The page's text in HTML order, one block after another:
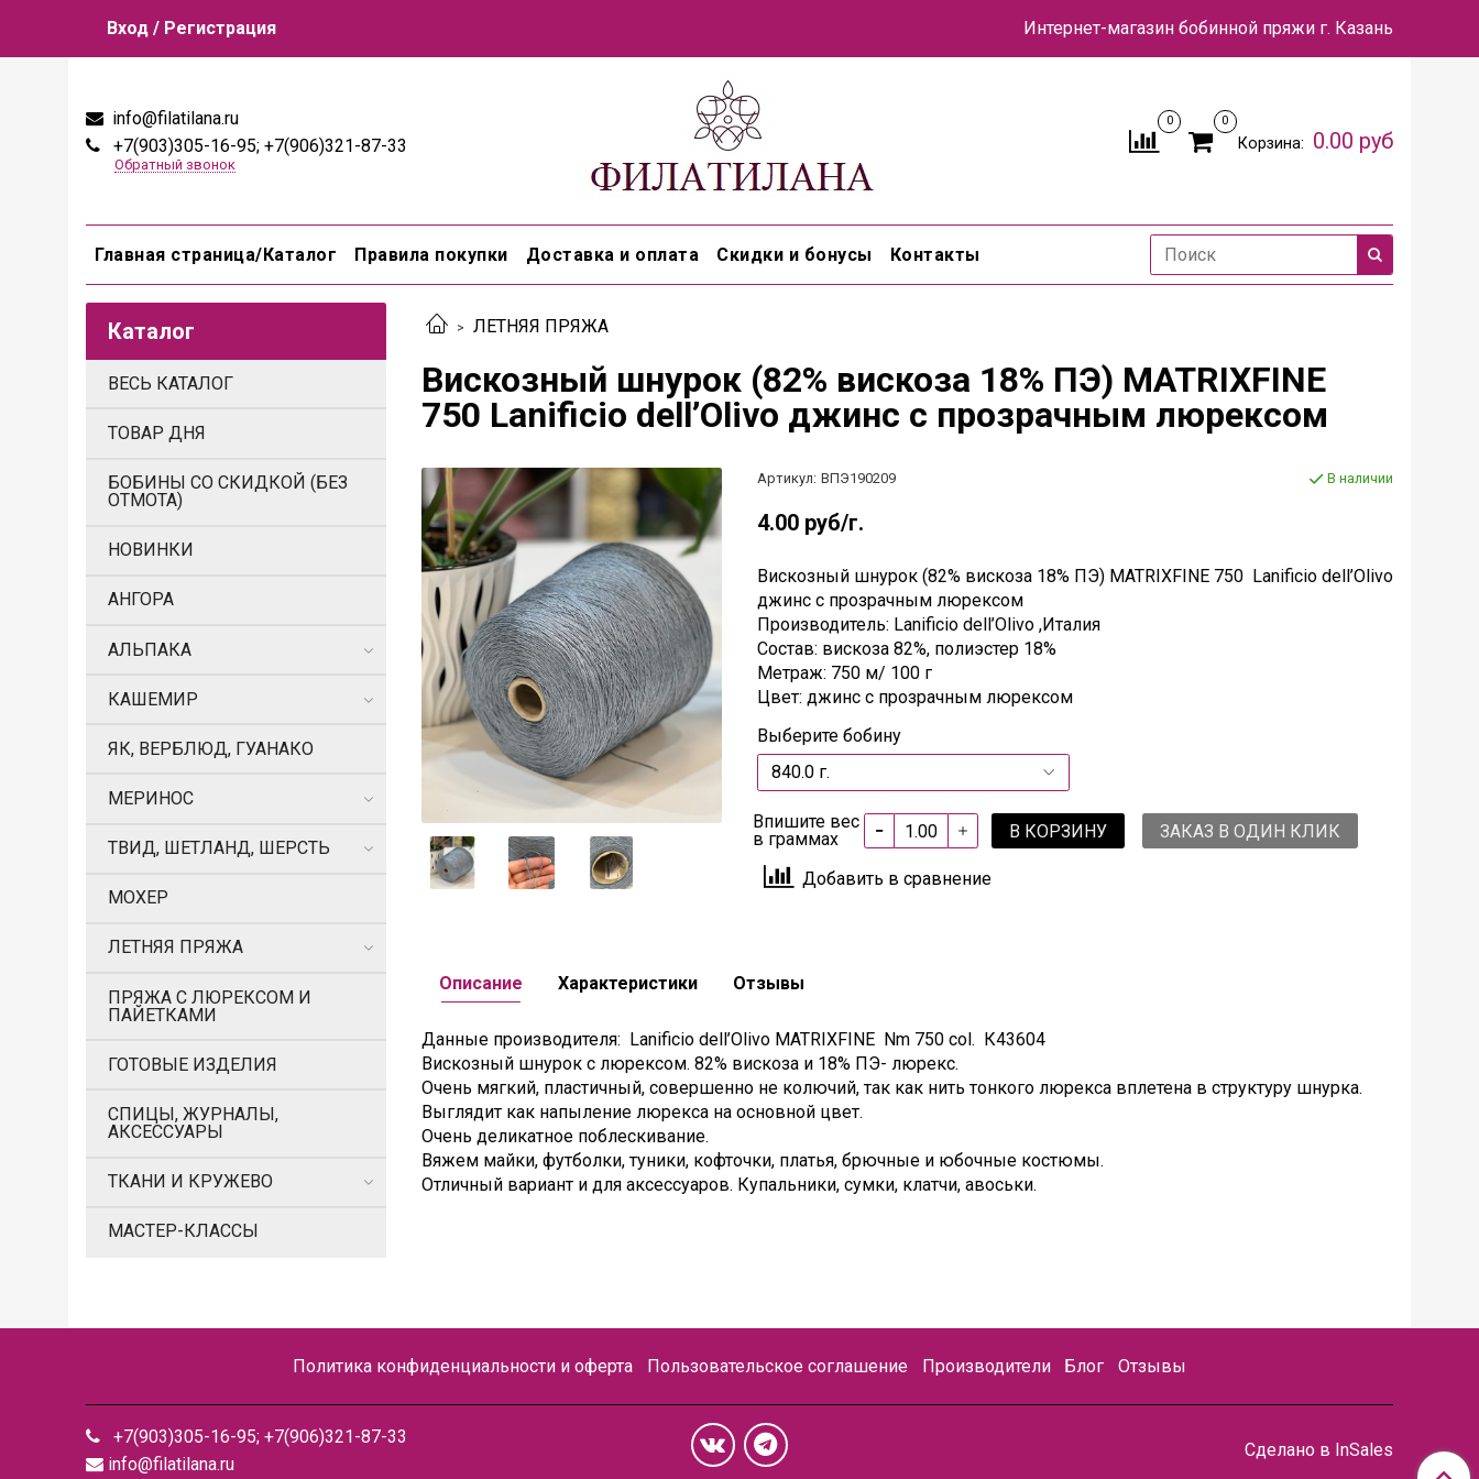
Вход / Регистрация Интернет-магазин бобинной пряжи г. Казань
info@filatilana.ru
+7(903)305-16-95; +7(906)321-87-33
Обратный звонок
0 0
Корзина: 0.00 руб
Главная страница/Каталог Правила покупки Доставка и оплата Скидки и бонусы Контакты
ЛЕТНЯЯ ПРЯЖА
Вискозный шнурок (82% вискоза 18% ПЭ) MATRIXFINE
750 Lanificio dell’Olivo джинс с прозрачным люрексом
Артикул: ВПЭ190209 В наличии
4.00 руб/г.
Вискозный шнурок (82% вискоза 18% ПЭ) MATRIXFINE 750 Lanificio dell’Olivo
джинс с прозрачным люрексом
Производитель: Lanificio dell’Olivo ,Италия
Состав: вискоза 82%, полиэстер 18%
Метраж: 750 м/ 100 г
Цвет: джинс с прозрачным люрексом
Выберите бобину
Впишите вес
в граммах
В КОРЗИНУ ЗАКАЗ В ОДИН КЛИК
Добавить в сравнение
Описание
Данные производителя: Lanificio dell’Olivo MATRIXFINE Nm 750 col. К43604
Вискозный шнурок с люрексом. 82% вискоза и 18% ПЭ- люрекс.
Очень мягкий, пластичный, совершенно не колючий, так как нить тонкого люрекса вплетена в структуру шнурка.
Выглядит как напыление люрекса на основной цвет.
Очень деликатное поблескивание.
Вяжем майки, футболки, туники, кофточки, платья, брючные и юбочные костюмы.
Отличный вариант и для аксессуаров. Купальники, сумки, клатчи, авоськи.
Характеристики Отзывы
Каталог
ВЕСЬ КАТАЛОГ
ТОВАР ДНЯ
БОБИНЫ СО СКИДКОЙ (БЕЗ
ОТМОТА)
НОВИНКИ
АНГОРА
АЛЬПАКА
КАШЕМИР
ЯК, ВЕРБЛЮД, ГУАНАКО
МЕРИНОС
ТВИД, ШЕТЛАНД, ШЕРСТЬ
МОХЕР
ЛЕТНЯЯ ПРЯЖА
ПРЯЖА С ЛЮРЕКСОМ И
ПАЙЕТКАМИ
ГОТОВЫЕ ИЗДЕЛИЯ
СПИЦЫ, ЖУРНАЛЫ,
АКСЕССУАРЫ
ТКАНИ И КРУЖЕВО
МАСТЕР-КЛАССЫ
Политика конфиденциальности и оферта Пользовательское соглашение Производители Блог Отзывы
+7(903)305-16-95; +7(906)321-87-33
info@filatilana.ru
Сделано в InSales